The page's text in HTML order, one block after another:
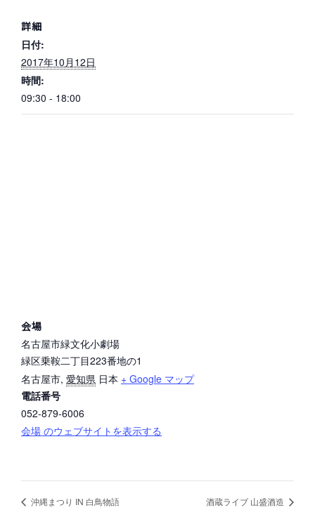
詳細
日付:
2017年10月12日
時間:
09:30 - 18:00
会場
名古屋市緑文化小劇場
緑区乗鞍二丁目223番地の1
名古屋市, 愛知県 日本 + Google マップ
電話番号
052-879-6006
会場 のウェブサイトを表示する
沖縄まつり IN 白鳥物語 酒蔵ライブ 山盛酒造